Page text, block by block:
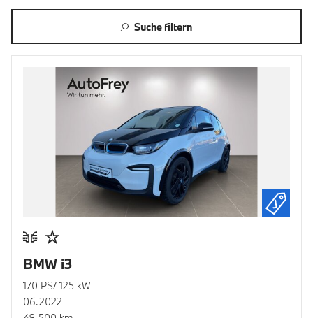
Suche filtern
BMW i3
170 PS/ 125 kW
06.2022